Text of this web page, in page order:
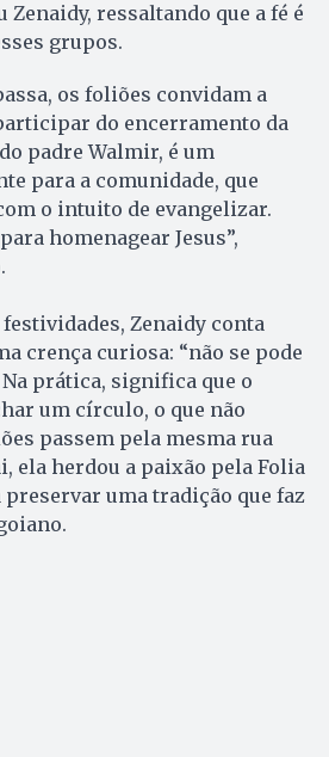
Zenaidy, ressaltando que a fé é
grupos.
os foliões convidam a
do encerramento da
padre Walmir, é um
para a comunidade, que
o intuito de evangelizar.
homenagear Jesus”,
Zenaidy conta
crença curiosa: “não se pode
prática, significa que o
um círculo, o que não
passem pela mesma rua
ela herdou a paixão pela Folia
preservar uma tradição que faz